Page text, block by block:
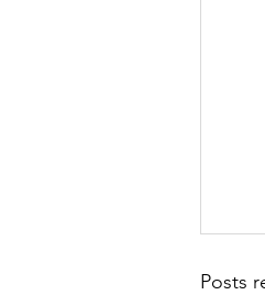
Posts